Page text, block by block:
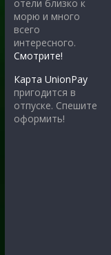
отели близко к
морю и много
всего
интересного.
Смотрите!
Карта UnionPay
пригодится в
отпуске. Спешите
оформить!